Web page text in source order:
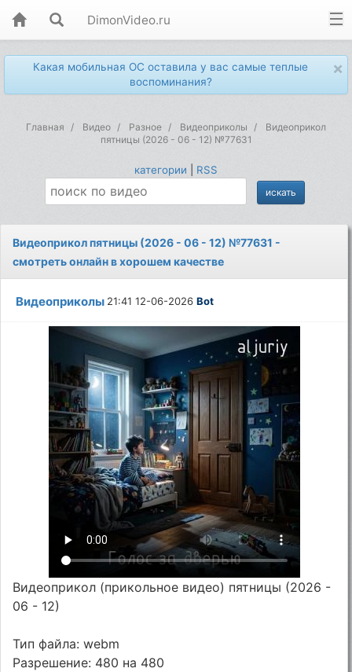
DimonVideo.ru
×
Какая мобильная ОС оставила у вас самые теплые
воспоминания?
Главная Видео Разное Видеоприколы
Видеоприкол
пятницы (2026 - 06 - 12) №77631
категории RSS
Видеоприкол пятницы (2026 - 06 - 12) №77631 -
смотреть онлайн в хорошем качестве
Видеоприколы 21:41 12-06-2026Bot
Видеоприкол (прикольное видео) пятницы (2026 -
06 - 12)
Тип файла: webm
Разрешение: 480 на 480